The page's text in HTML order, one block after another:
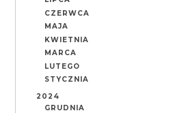
CZERWCA
MAJA
KWIETNIA
MARCA
LUTEGO
STYCZNIA
2024
GRUDNIA